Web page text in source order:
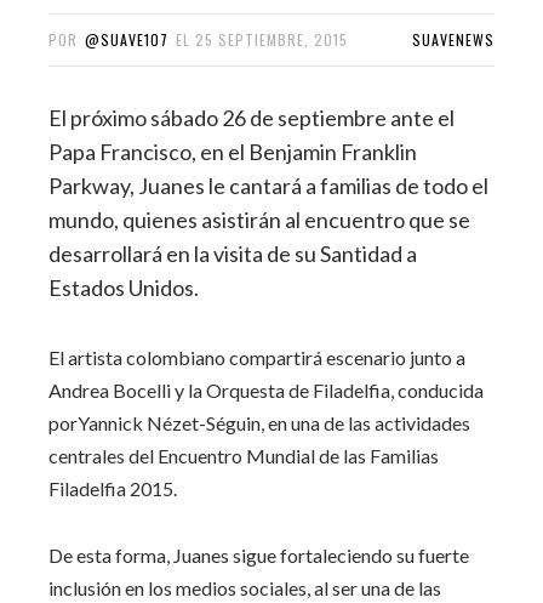
POR @SUAVE107 EL 25 SEPTIEMBRE, 2015 SUAVENEWS
El próximo sábado 26 de septiembre ante el
Papa Francisco, en el Benjamin Franklin
Parkway, Juanes le cantará a familias de todo el
mundo, quienes asistirán al encuentro que se
desarrollará en la visita de su Santidad a
Estados Unidos.
El artista colombiano compartirá escenario junto a
Andrea Bocelli y la Orquesta de Filadelfia, conducida
porYannick Nézet-Séguin, en una de las actividades
centrales del Encuentro Mundial de las Familias
Filadelfia 2015.
De esta forma, Juanes sigue fortaleciendo su fuerte
inclusión en los medios sociales, al ser una de las